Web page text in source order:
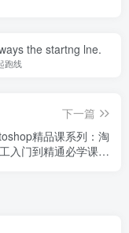
the startng lne.
跑线
下一篇
精品课系列：淘
入门到精通必学课程